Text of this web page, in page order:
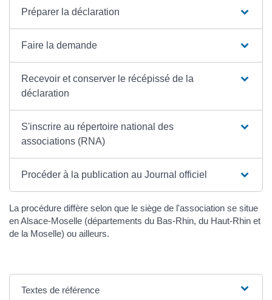
Préparer la déclaration
Faire la demande
Recevoir et conserver le récépissé de la
déclaration
S'inscrire au répertoire national des
associations (RNA)
Procéder à la publication au Journal officiel
La procédure diffère selon que le siège de l'association se situe
en Alsace-Moselle (départements du Bas-Rhin, du Haut-Rhin et
de la Moselle) ou ailleurs.
Textes de référence